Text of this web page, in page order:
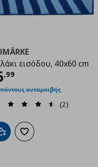
εισόδου, 40x60 cm
,99 τιμή
ανταμοιβής
(2)
Προσθήκη στο καλάθι
Προσθήκη στα αγαπημένα